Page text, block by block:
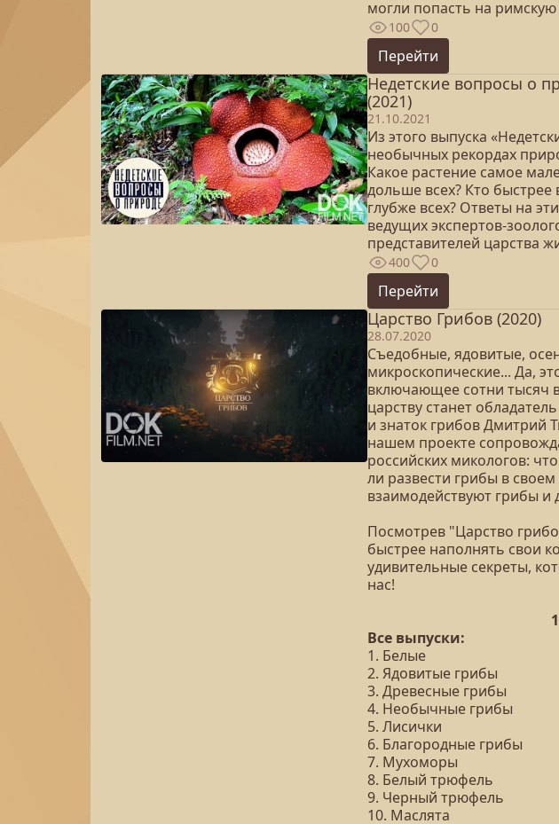
могли попасть на
100 0
Перейти
Недетские вопросы о
(2021)
21.10.2021
Из этого выпуска
необычных рекордах
Какое растение самое
дольше всех? Кто быстрее
глубже всех? Ответы на
ведущих экспертов-
представителей царства
400 0
Перейти
Царство Грибов (2020)
28.07.2020
Съедобные, ядовитые,
микроскопические... Да,
включающее сотни тысяч
царству станет
и знаток грибов Дмитрий
нашем проекте
российских микологов:
ли развести грибы в
взаимодействуют грибы и
Посмотрев "Царство
быстрее наполнять свои
удивительные секреты,
нас!
Все выпуски:
1. Белые
2. Ядовитые грибы
3. Древесные грибы
4. Необычные грибы
5. Лисички
6. Благородные грибы
7. Мухоморы
8. Белый трюфель
9. Черный трюфель
10. Маслята